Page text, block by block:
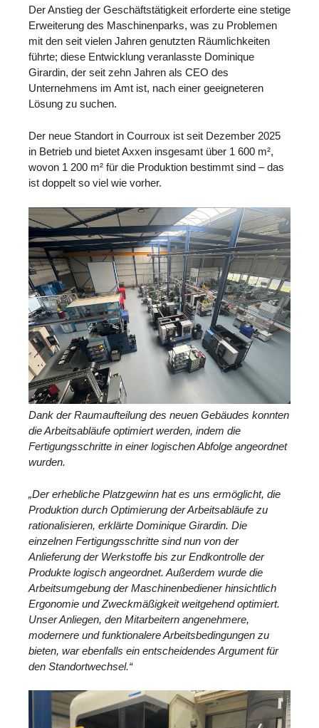
Der Anstieg der Geschäftstätigkeit erforderte eine stetige
Erweiterung des Maschinenparks, was zu Problemen
mit den seit vielen Jahren genutzten Räumlichkeiten
führte; diese Entwicklung veranlasste Dominique
Girardin, der seit zehn Jahren als CEO des
Unternehmens im Amt ist, nach einer geeigneteren
Lösung zu suchen.
Der neue Standort in Courroux ist seit Dezember 2025
in Betrieb und bietet Axxen insgesamt über 1 600 m²,
wovon 1 200 m² für die Produktion bestimmt sind – das
ist doppelt so viel wie vorher.
Dank der Raumaufteilung des neuen Gebäudes konnten
die Arbeitsabläufe optimiert werden, indem die
Fertigungsschritte in einer logischen Abfolge angeordnet
wurden.
„Der erhebliche Platzgewinn hat es uns ermöglicht, die
Produktion durch Optimierung der Arbeitsabläufe zu
rationalisieren, erklärte Dominique Girardin. Die
einzelnen Fertigungsschritte sind nun von der
Anlieferung der Werkstoffe bis zur Endkontrolle der
Produkte logisch angeordnet. Außerdem wurde die
Arbeitsumgebung der Maschinenbediener hinsichtlich
Ergonomie und Zweckmäßigkeit weitgehend optimiert.
Unser Anliegen, den Mitarbeitern angenehmere,
modernere und funktionalere Arbeitsbedingungen zu
bieten, war ebenfalls ein entscheidendes Argument für
den Standortwechsel.“